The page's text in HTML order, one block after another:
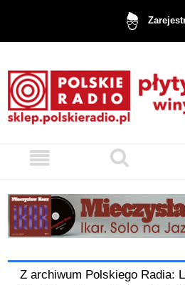
Z archiwum Polskiego Radia: